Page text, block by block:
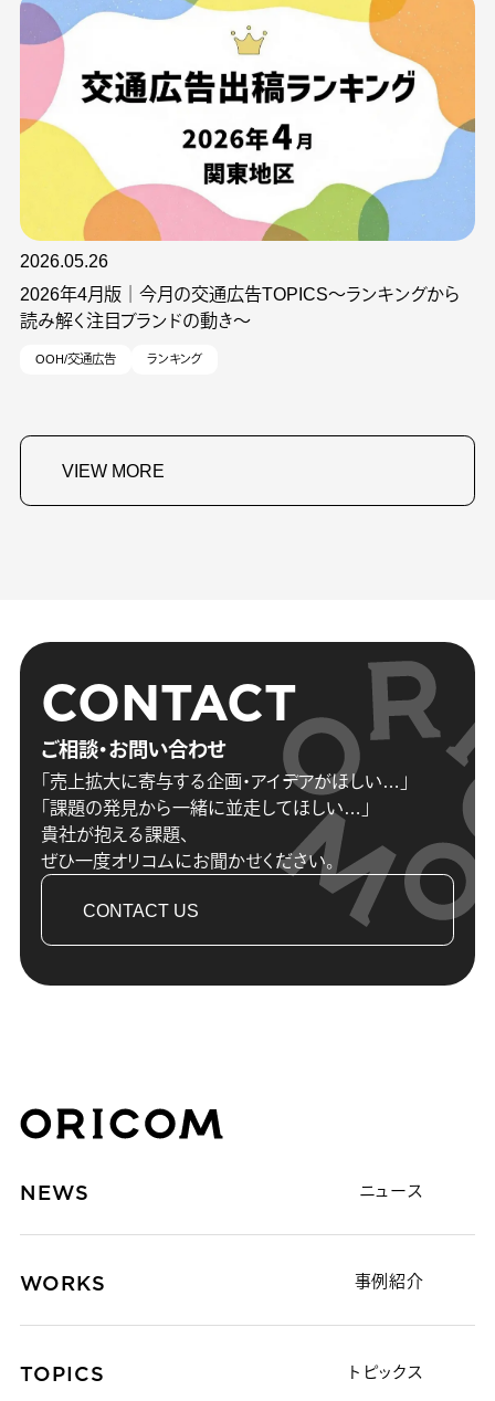
2026.05.26
2026年4月版｜今月の交通広告TOPICS～ランキングから
読み解く注目ブランドの動き～
OOH/交通広告 ランキング
VIEW MORE
ご相談・お問い合わせ
CONTACT
「売上拡大に寄与する企画・アイデアがほしい…」
「課題の発見から一緒に並走してほしい…」
貴社が抱える課題、
ぜひ一度オリコムにお聞かせください。
CONTACT US
株式会社オリコム ORICOM CO.,LTD.
NEWS ニュース
WORKS 事例紹介
TOPICS トピックス